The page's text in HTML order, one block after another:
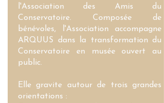
l'Association des Amis du
Conservatoire. Composée de
bénévoles, l'Association accompagne
ARQUUS dans la transformation du
Conservatoire en musée ouvert au
public.
Elle gravite autour de trois grandes
orientations :